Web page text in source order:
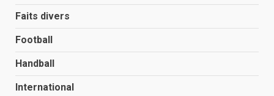
Faits divers
Football
Handball
International